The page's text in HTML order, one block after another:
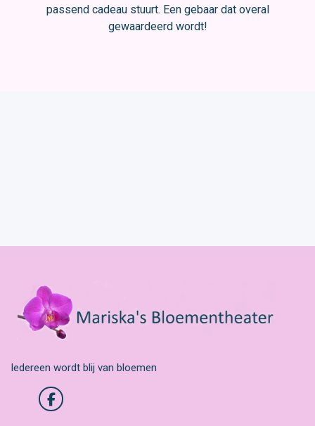
passend cadeau stuurt. Een gebaar dat overal
gewaardeerd wordt!
Iedereen wordt blij van bloemen